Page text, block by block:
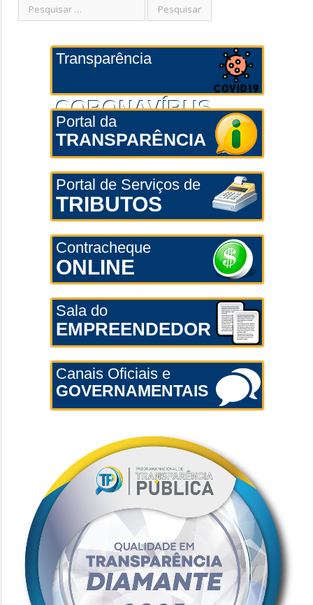
Transparência
CORONAVÍRUS
Portal da
TRANSPARÊNCIA
Portal de Serviços de
TRIBUTOS
Contracheque
ONLINE
Sala do
EMPREENDEDOR
Canais Oficiais e
GOVERNAMENTAIS